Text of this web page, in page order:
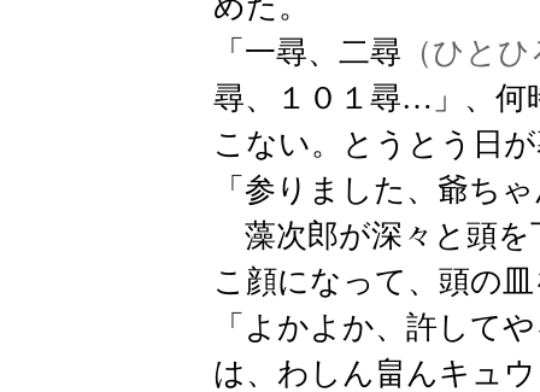
「一尋、二尋 （ひと
尋、１０１尋…」、何
こない。とうとう日
「参りました、爺ち
藻次郎が深々と頭を
こ顔になって、頭の
「よかよか、許して
は、わしん畠んキュ